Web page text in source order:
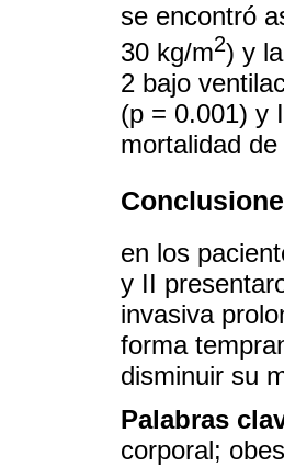
se encontró
30 kg/m2) y
2 bajo
(p = 0.001) y
mortalidad
en los
y II
invasiva
forma
disminuir su
Palabras
corporal;